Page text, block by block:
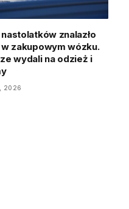
znalazło
zakupowym wózku.
wydali na odzież i
2026